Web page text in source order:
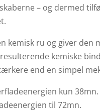
– og dermed
kemisk ru og giver den
kemiske
end en simpel
kun
til 72mn.